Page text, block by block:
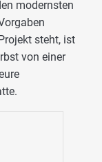
modernsten
steht, ist
von einer